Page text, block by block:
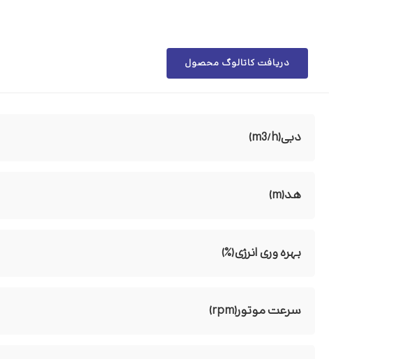
دریافت کاتالوگ محصول
دبی(m3/h)
هد(m)
بهره وری انرژی(%)
سرعت موتور(rpm)